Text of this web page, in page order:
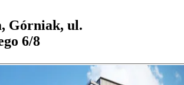
Górniak, ul.
6/8